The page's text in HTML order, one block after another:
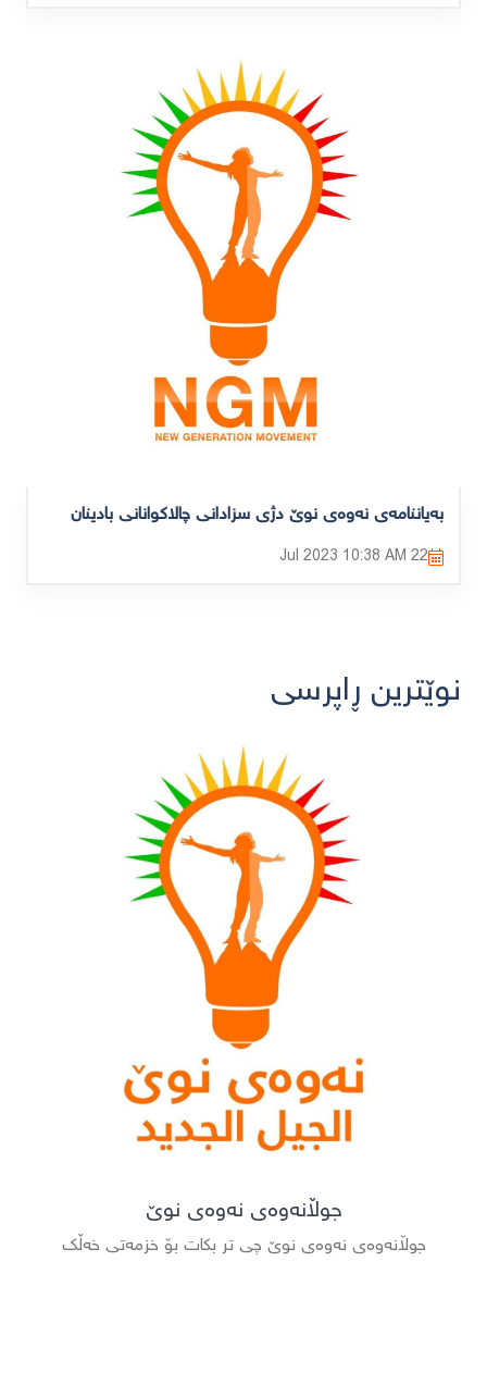
بەیاننامەی نەوەی نوێ دژی سزادانی چالاکوانانی بادینان
22 Jul 2023
10:38 AM
نوێترین ڕاپرسی
جوڵانەوەى نەوەى نوێ
جوڵانەوەى نەوەى نوێ چى تر بکات بۆ خزمەتى خەڵک